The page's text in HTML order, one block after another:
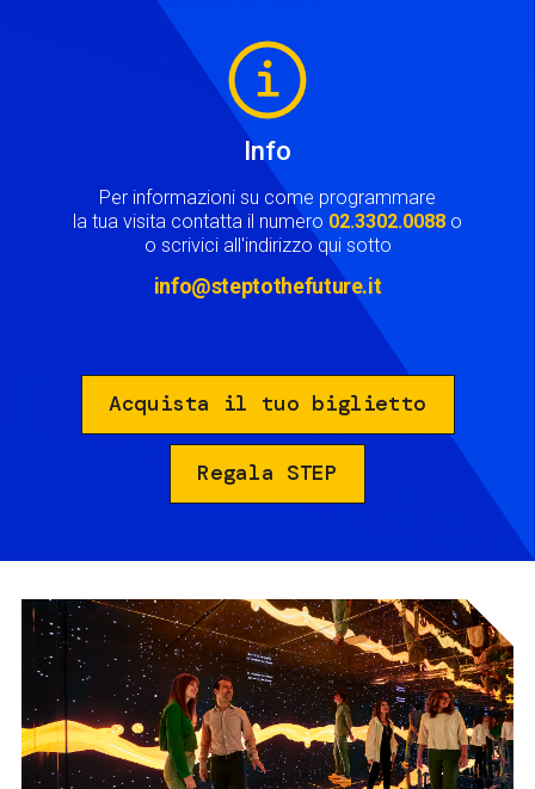
Info
Per informazioni su come programmare
la tua visita contatta il numero 02.3302.0088 o
o scrivici all'indirizzo qui sotto
info@steptothefuture.it
Acquista il tuo biglietto
Regala STEP